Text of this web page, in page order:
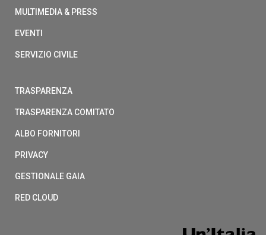
MULTIMEDIA & PRESS
EVENTI
SERVIZIO CIVILE
TRASPARENZA
TRASPARENZA COMITATO
ALBO FORNITORI
PRIVACY
GESTIONALE GAIA
RED CLOUD